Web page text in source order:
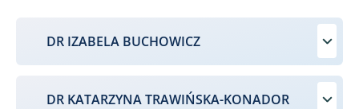
DR IZABELA BUCHOWICZ
DR KATARZYNA TRAWIŃSKA-KONADOR